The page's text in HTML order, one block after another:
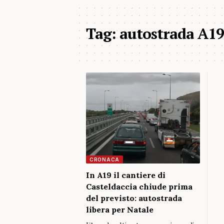
Tag:autostrada A19
CRONACA
In A19 il cantiere di
Casteldaccia chiude prima
del previsto: autostrada
libera per Natale